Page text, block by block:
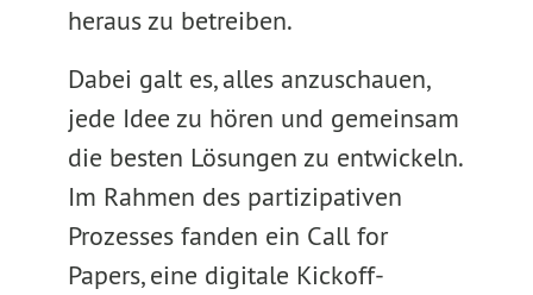
heraus zu betreiben.
Dabei galt es, alles anzuschauen,
jede Idee zu hören und gemeinsam
die besten Lösungen zu entwickeln.
Im Rahmen des partizipativen
Prozesses fanden ein Call for
Papers, eine digitale Kickoff-